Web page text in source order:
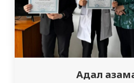
Адал